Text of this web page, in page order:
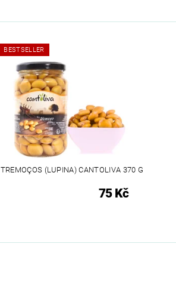
BESTSELLER
TREMOÇOS (LUPINA) CANTOLIVA 370 G
75 Kč